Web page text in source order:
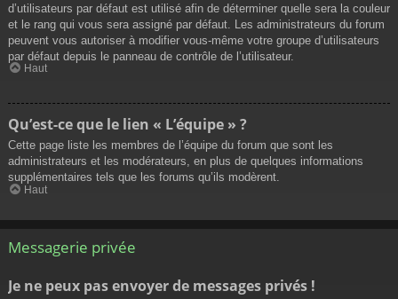
d’utilisateurs par défaut est utilisé afin de déterminer quelle sera la couleur
et le rang qui vous sera assigné par défaut. Les administrateurs du forum
peuvent vous autoriser à modifier vous-même votre groupe d’utilisateurs
par défaut depuis le panneau de contrôle de l’utilisateur.
Haut
Qu’est-ce que le lien « L’équipe » ?
Cette page liste les membres de l’équipe du forum que sont les
administrateurs et les modérateurs, en plus de quelques informations
supplémentaires tels que les forums qu’ils modèrent.
Haut
Messagerie privée
Je ne peux pas envoyer de messages privés !